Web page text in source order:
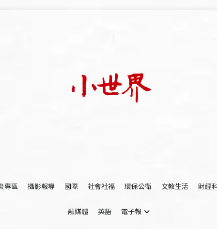
專區
攝影報導 國際 社會社福 環保公衛 文教生活 財經
融媒體 英語 電子報